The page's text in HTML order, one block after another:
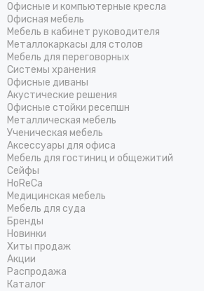
Офисные и компьютерные кресла
Офисная мебель
Мебель в кабинет руководителя
Металлокаркасы для столов
Мебель для переговорных
Системы хранения
Офисные диваны
Акустические решения
Офисные стойки ресепшн
Металлическая мебель
Ученическая мебель
Аксессуары для офиса
Мебель для гостиниц и общежитий
Cейфы
HoReCa
Медицинская мебель
Мебель для суда
Бренды
Новинки
Хиты продаж
Акции
Распродажа
Каталог